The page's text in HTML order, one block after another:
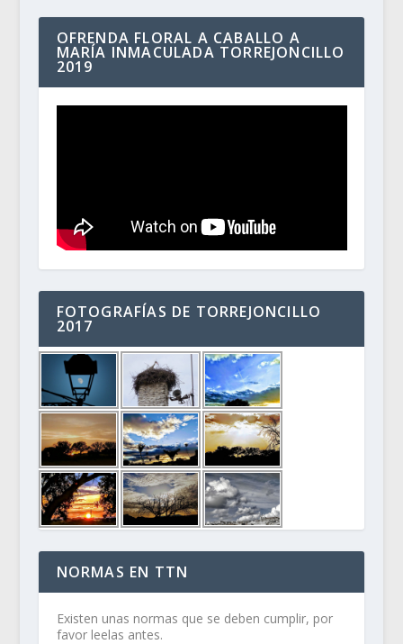
OFRENDA FLORAL A CABALLO A
MARÍA INMACULADA TORREJONCILLO
2019
FOTOGRAFÍAS DE TORREJONCILLO
2017
NORMAS EN TTN
Existen unas normas que se deben cumplir, por
favor leelas antes.